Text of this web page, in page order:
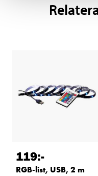
119:-
RGB-list, USB, 2 m